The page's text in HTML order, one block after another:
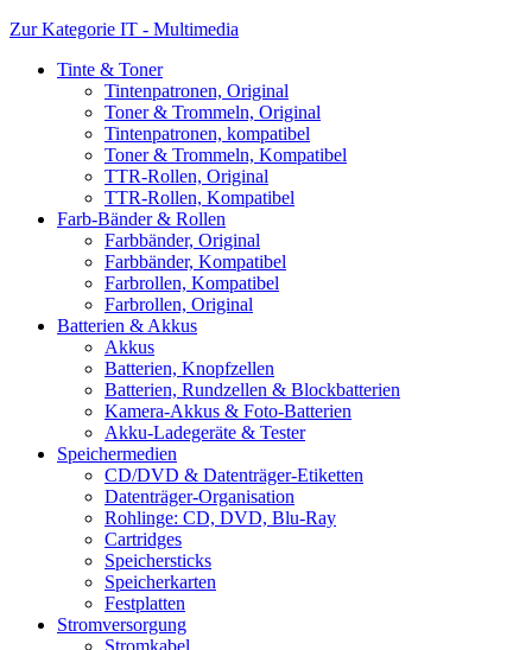
Zur Kategorie IT - Multimedia
Tinte & Toner
Tintenpatronen, Original
Toner & Trommeln, Original
Tintenpatronen, kompatibel
Toner & Trommeln, Kompatibel
TTR-Rollen, Original
TTR-Rollen, Kompatibel
Farb-Bänder & Rollen
Farbbänder, Original
Farbbänder, Kompatibel
Farbrollen, Kompatibel
Farbrollen, Original
Batterien & Akkus
Akkus
Batterien, Knopfzellen
Batterien, Rundzellen & Blockbatterien
Kamera-Akkus & Foto-Batterien
Akku-Ladegeräte & Tester
Speichermedien
CD/DVD & Datenträger-Etiketten
Datenträger-Organisation
Rohlinge: CD, DVD, Blu-Ray
Cartridges
Speichersticks
Speicherkarten
Festplatten
Stromversorgung
Stromkabel